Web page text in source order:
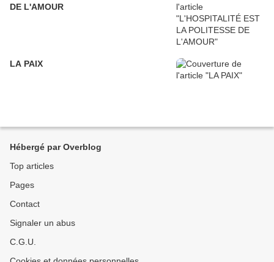
DE L'AMOUR
LA PAIX
Hébergé par Overblog
Top articles
Pages
Contact
Signaler un abus
C.G.U.